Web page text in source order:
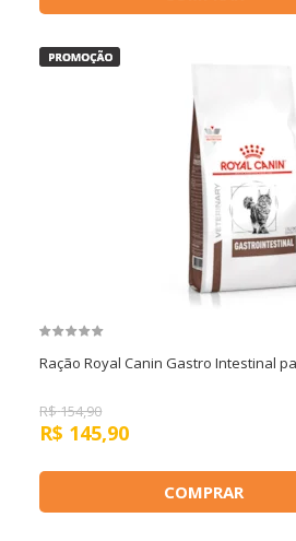
Ração Royal Canin Gastro Intestinal
R$154,90
R$ 145,90
COMPRAR